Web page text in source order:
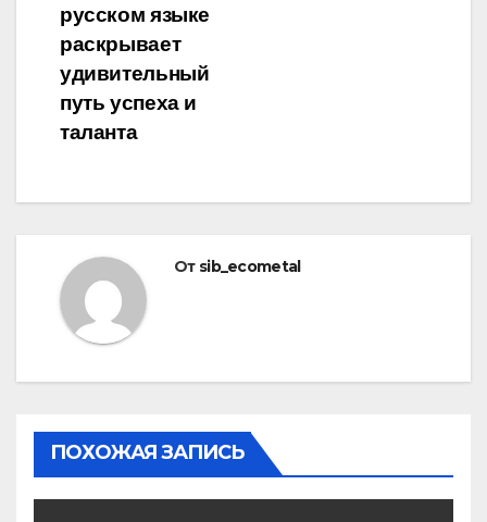
русском языке
раскрывает
удивительный
путь успеха и
таланта
От sib_ecometal
ПОХОЖАЯ ЗАПИСЬ